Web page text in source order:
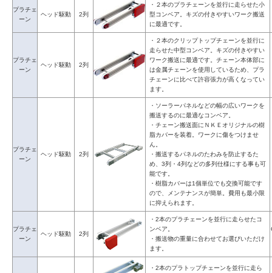
プラチェ
ーン
ヘッド駆動 2列
・２本のプラチェーンを並行に走らせた小
型コンベア。キズの付きやすいワーク搬送
に最適です。
プラチェ
ーン
ヘッド駆動 2列
・２本のクリップトップチェーンを並行に
走らせた中型コンベア。キズの付きやすい
ワーク搬送に最適です。チェーン本体部に
は金属チェーンを使用しているため、プラ
チェーンに比べて許容張力が高くなってい
ます。
プラチェ
ーン
ヘッド駆動 2列
・ソーラーパネルなどの幅の広いワークを
搬送するのに最適なコンベア。
・チェーン搬送面にＮＫＥオリジナルの樹
脂カバーを装着。ワークに傷をつけませ
ん。
・搬送するパネルのたわみを防止するた
め、3列・4列などの多列仕様にする事も可
能です。
・樹脂カバーは1個単位でも交換可能です
ので、メンテナンスが簡単。費用も最小限
に抑えられます。
プラチェ
ーン
ヘッド駆動 2列
・2本のプラチェーンを並行に走らせたコ
ンベア。
・搬送物の重量に合わせてお選びいただけ
ます。
・2本のプラトップチェーンを並行に走ら